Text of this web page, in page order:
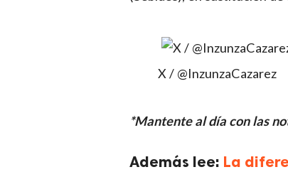
X / @InzunzaCazarez
*Mantente al día con las
Además lee: La